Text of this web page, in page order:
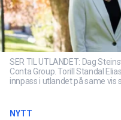
SER TIL UTLANDET: Dag
Conta Group. Torill Standal
innpass i utlandet på same vis
NYTT